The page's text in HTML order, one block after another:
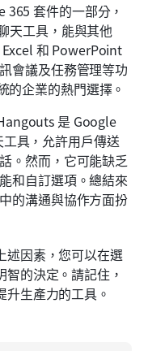
365 套件的一部分，
天工具，能與其他
和 PowerPoint
會議及任務管理等功
的企業的熱門選擇。
是 Google
具，允許用戶傳送
。然而，它可能缺乏
和自訂選項。總結來
的溝通與協作方面扮
述因素，您可以在選
的決定。請記住，
生產力的工具。